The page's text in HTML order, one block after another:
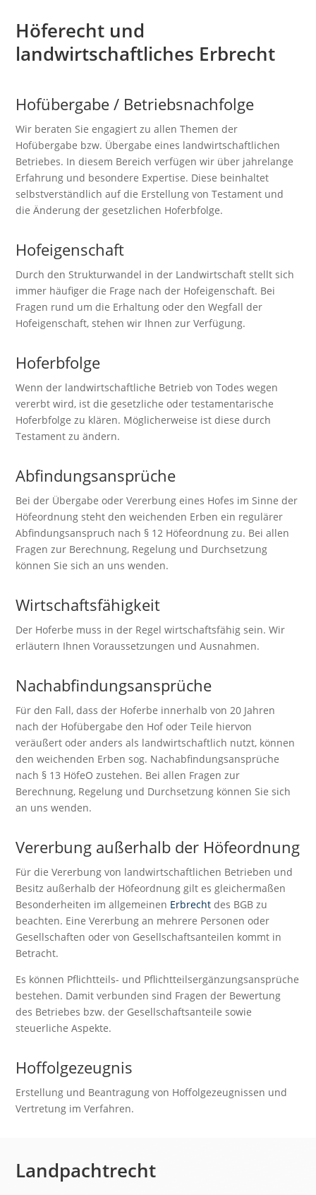
Höferecht und
landwirtschaftliches Erbrecht
Hofübergabe / Betriebsnachfolge
Wir beraten Sie engagiert zu allen Themen der
Hofübergabe bzw. Übergabe eines landwirtschaftlichen
Betriebes. In diesem Bereich verfügen wir über jahrelange
Erfahrung und besondere Expertise. Diese beinhaltet
selbstverständlich auf die Erstellung von Testament und
die Änderung der gesetzlichen Hoferbfolge.
Hofeigenschaft
Durch den Strukturwandel in der Landwirtschaft stellt sich
immer häufiger die Frage nach der Hofeigenschaft. Bei
Fragen rund um die Erhaltung oder den Wegfall der
Hofeigenschaft, stehen wir Ihnen zur Verfügung.
Hoferbfolge
Wenn der landwirtschaftliche Betrieb von Todes wegen
vererbt wird, ist die gesetzliche oder testamentarische
Hoferbfolge zu klären. Möglicherweise ist diese durch
Testament zu ändern.
Abfindungsansprüche
Bei der Übergabe oder Vererbung eines Hofes im Sinne der
Höfeordnung steht den weichenden Erben ein regulärer
Abfindungsanspruch nach § 12 Höfeordnung zu. Bei allen
Fragen zur Berechnung, Regelung und Durchsetzung
können Sie sich an uns wenden.
Wirtschaftsfähigkeit
Der Hoferbe muss in der Regel wirtschaftsfähig sein. Wir
erläutern Ihnen Voraussetzungen und Ausnahmen.
Nachabfindungsansprüche
Für den Fall, dass der Hoferbe innerhalb von 20 Jahren
nach der Hofübergabe den Hof oder Teile hiervon
veräußert oder anders als landwirtschaftlich nutzt, können
den weichenden Erben sog. Nachabfindungsansprüche
nach § 13 HöfeO zustehen. Bei allen Fragen zur
Berechnung, Regelung und Durchsetzung können Sie sich
an uns wenden.
Vererbung außerhalb der Höfeordnung
Für die Vererbung von landwirtschaftlichen Betrieben und
Besitz außerhalb der Höfeordnung gilt es gleichermaßen
Besonderheiten im allgemeinen Erbrecht des BGB zu
beachten. Eine Vererbung an mehrere Personen oder
Gesellschaften oder von Gesellschaftsanteilen kommt in
Betracht.
Es können Pflichtteils- und Pflichtteilsergänzungsansprüche
bestehen. Damit verbunden sind Fragen der Bewertung
des Betriebes bzw. der Gesellschaftsanteile sowie
steuerliche Aspekte.
Hoffolgezeugnis
Erstellung und Beantragung von Hoffolgezeugnissen und
Vertretung im Verfahren.
Landpachtrecht